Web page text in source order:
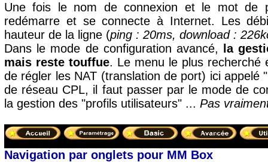
Une fois le nom de connexion et le mot de
redémarre et se connecte à Internet. Les
hauteur de la ligne (ping : 20ms, download :
Dans le mode de configuration avancé,
la
mais reste touffue. Le menu le plus recherché
de régler les NAT (translation de port) ici appelé
de réseau CPL, il faut passer par le mode de
la gestion des "profils utilisateurs" ... Pas
Navigation par onglets pour MM Box